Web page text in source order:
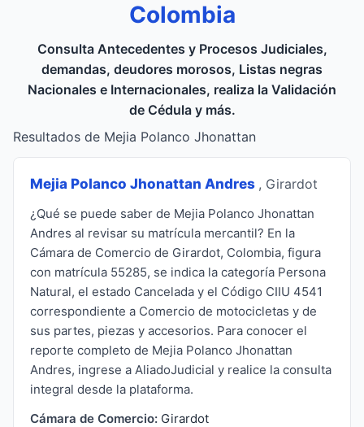
Colombia
Consulta Antecedentes y Procesos Judiciales,
demandas, deudores morosos, Listas negras
Nacionales e Internacionales, realiza la Validación
de Cédula y más.
Resultados de Mejia Polanco Jhonattan
Mejia Polanco Jhonattan Andres , Girardot
¿Qué se puede saber de Mejia Polanco Jhonattan
Andres al revisar su matrícula mercantil? En la
Cámara de Comercio de Girardot, Colombia, figura
con matrícula 55285, se indica la categoría Persona
Natural, el estado Cancelada y el Código CIIU 4541
correspondiente a Comercio de motocicletas y de
sus partes, piezas y accesorios. Para conocer el
reporte completo de Mejia Polanco Jhonattan
Andres, ingrese a AliadoJudicial y realice la consulta
integral desde la plataforma.
Cámara de Comercio: Girardot